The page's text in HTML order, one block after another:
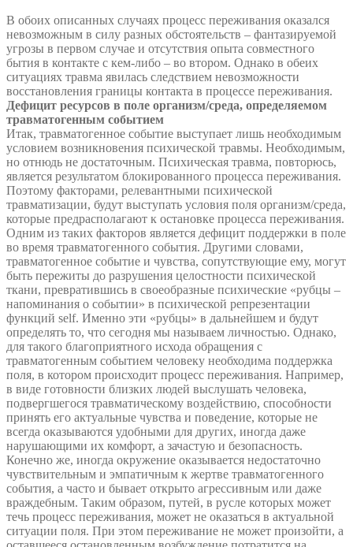
В обоих описанных случаях процесс переживания оказался
невозможным в силу разных обстоятельств – фантазируемой
угрозы в первом случае и отсутствия опыта совместного
бытия в контакте с кем-либо – во втором. Однако в обеих
ситуациях травма явилась следствием невозможности
восстановления границы контакта в процессе переживания.
Дефицит ресурсов в поле организм/среда, определяемом
травматогенным событием
Итак, травматогенное событие выступает лишь необходимым
условием возникновения психической травмы. Необходимым,
но отнюдь не достаточным. Психическая травма, повторюсь,
является результатом блокированного процесса переживания.
Поэтому факторами, релевантными психической
травматизации, будут выступать условия поля организм/среда,
которые предрасполагают к остановке процесса переживания.
Одним из таких факторов является дефицит поддержки в поле
во время травматогенного события. Другими словами,
травматогенное событие и чувства, сопутствующие ему, могут
быть пережиты до разрушения целостности психической
ткани, превратившись в своеобразные психические «рубцы –
напоминания о событии» в психической репрезентации
функций self. Именно эти «рубцы» в дальнейшем и будут
определять то, что сегодня мы называем личностью. Однако,
для такого благоприятного исхода обращения с
травматогенным событием человеку необходима поддержка
поля, в котором происходит процесс переживания. Например,
в виде готовности близких людей выслушать человека,
подвергшегося травматическому воздействию, способности
принять его актуальные чувства и поведение, которые не
всегда оказываются удобными для других, иногда даже
нарушающими их комфорт, а зачастую и безопасность.
Конечно же, иногда окружение оказывается недостаточно
чувствительным и эмпатичным к жертве травматогенного
события, а часто и бывает открыто агрессивным или даже
враждебным. Таким образом, путей, в русле которых может
течь процесс переживания, может не оказаться в актуальной
ситуации поля. При этом переживание не может произойти, а